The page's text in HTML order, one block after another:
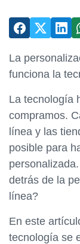
La
funciona la
La tecnología
compramos.
línea y las
posible para
detrás de la
línea?
En este
tecnología se